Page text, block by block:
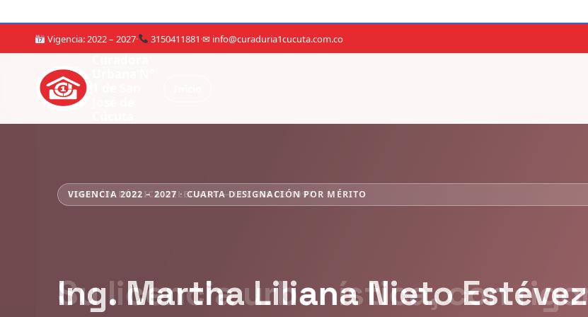
Vigencia: 2022 – 2027· 3150411881·✉ info@curaduria1cucuta.com.co
VIGENCIA 2022 – 2027 · CUARTA DESIGNACIÓN POR MÉRITO
Ing. Martha Liliana Nieto Estévez